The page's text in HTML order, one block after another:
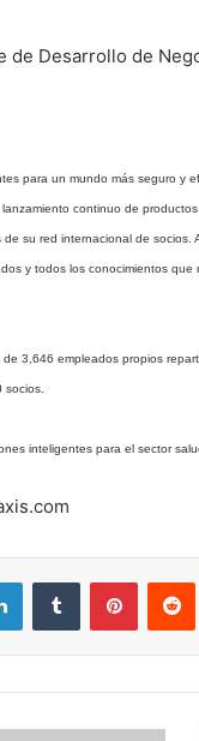
de Desarrollo de
para un mundo más seguro y
continuo de
su red internacional de
y todos los conocimientos
3,646 empleados propios
inteligentes para el sector
LinkedInTumblr Pinterest